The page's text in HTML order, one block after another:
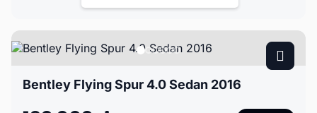
Bentley Flying Spur 4.0 Sedan 2016